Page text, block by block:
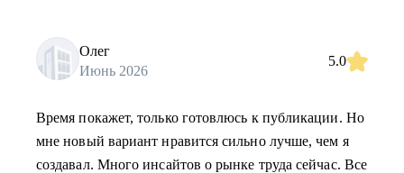
Олег
Июнь 2026
5.0
Время покажет, только готовлюсь к публикации. Но
мне новый вариант нравится сильно лучше, чем я
создавал. Много инсайтов о рынке труда сейчас. Все